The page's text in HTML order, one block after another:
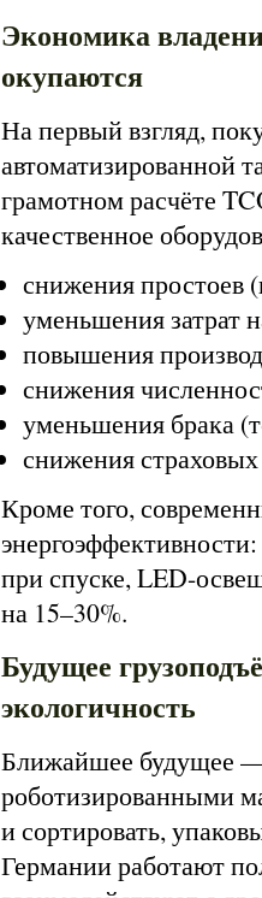
Экономика
окупаются
На первый взгляд,
автоматизированной
грамотном расчёте
качественное
снижения простоев
уменьшения затрат
повышения
снижения
уменьшения брака
снижения
Кроме того,
при спуске, LED-
на 15–30%.
Будущее
экологичность
Ближайшее будущее
роботизированными
и сортировать,
Германии работают